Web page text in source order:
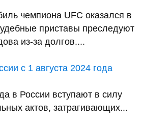
чемпиона UFC оказался в
приставы преследуют
из-за долгов....
с 1 августа 2024 года
в России вступают в силу
актов, затрагивающих...